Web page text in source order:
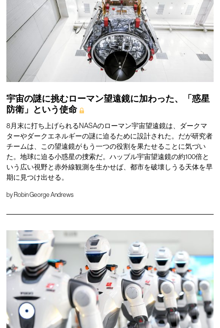
宇宙の謎に挑むローマン望遠鏡に加わった、「惑星
防衛」という使命
8月末に打ち上げられるNASAのローマン宇宙望遠鏡は、ダークマ
ターやダークエネルギーの謎に迫るために設計された。だが研究者
チームは、この望遠鏡がもう一つの役割を果たせることに気づい
た。地球に迫る小惑星の捜索だ。ハッブル宇宙望遠鏡の約100倍と
いう広い視野と赤外線観測を生かせば、都市を破壊しうる天体を早
期に見つけ出せる。
by Robin George Andrews